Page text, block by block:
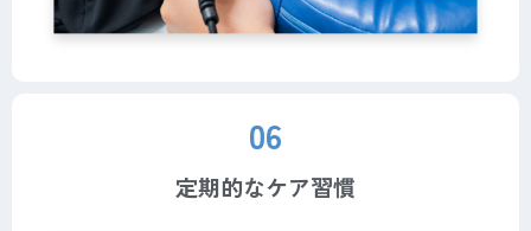
06
定期的なケア習慣